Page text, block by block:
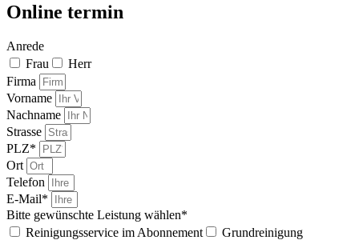
Online termin
Anrede
Frau
Herr
Firma
Vorname
Nachname
Strasse
PLZ*
Ort
Telefon
E-Mail*
Bitte gewünschte Leistung wählen*
Reinigungsservice im Abonnement
Grundreinigung